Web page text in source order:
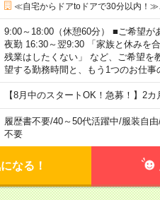
≪自宅からドアtoドアで30分以内！≫
9:00～18:00（休憩60分） ■ご希望
夜勤 16:30～翌9:30 「家族と休みを
残業はしたくない」 など、ご希望
望する勤務時間と、もう1つのお仕事
【8月中のスタートOK！急募！】2
履歴書不要/40～50代活躍中/服装自由
不要
なる！